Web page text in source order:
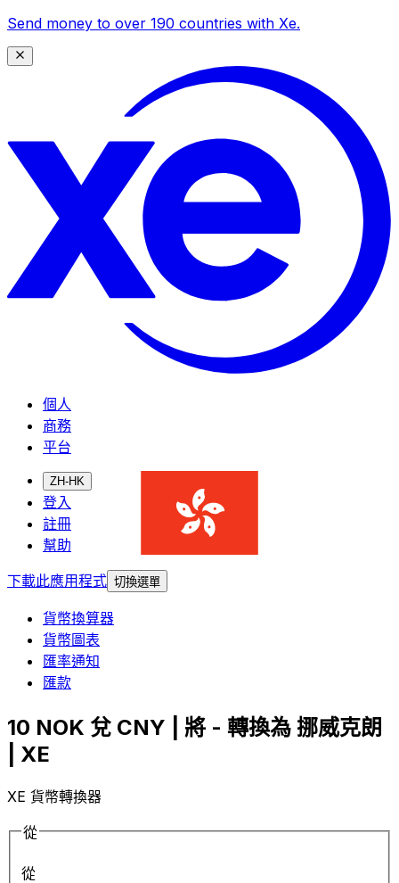
Send money to over 190 countries with Xe.
個人
商務
平台
ZH-HK
登入
註冊
幫助
下載此應用程式 切換選單
貨幣換算器
貨幣圖表
匯率通知
匯款
10 NOK 兌 CNY | 將 - 轉換為 挪威克朗
| XE
XE 貨幣轉換器
從
從